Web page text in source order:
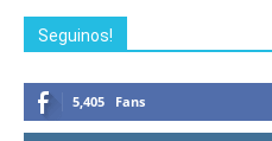
Seguinos!
5,405 Fans